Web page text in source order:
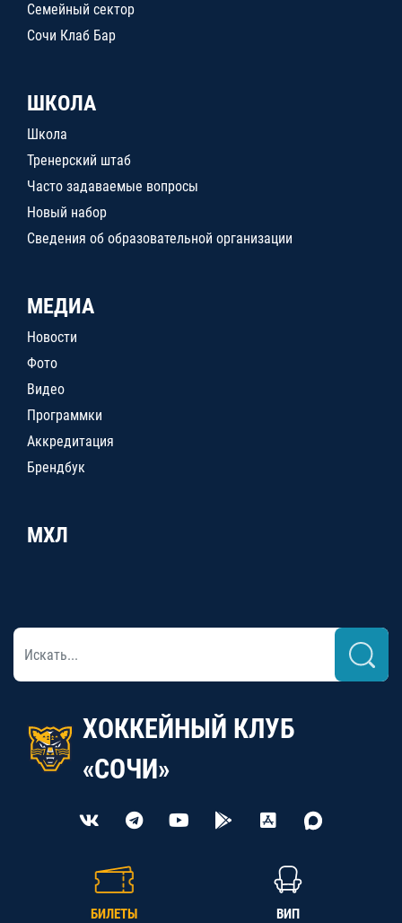
Семейный сектор
Сочи Клаб Бар
ШКОЛА
Школа
Тренерский штаб
Часто задаваемые вопросы
Новый набор
Сведения об образовательной организации
МЕДИА
Новости
Фото
Видео
Программки
Аккредитация
Брендбук
МХЛ
ХОККЕЙНЫЙ КЛУБ
«СОЧИ»
БИЛЕТЫ ВИП